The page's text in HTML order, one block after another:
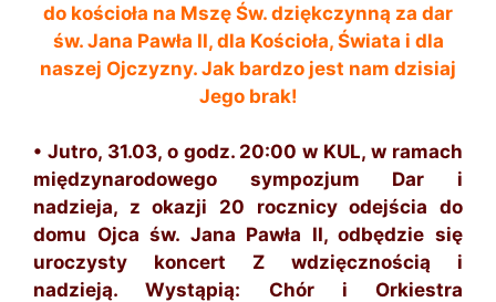
do kościoła na Mszę Św. dziękczynną za dar
św. Jana Pawła II, dla Kościoła, Świata i dla
naszej Ojczyzny. Jak bardzo jest nam dzisiaj
Jego brak!
• Jutro, 31.03, o godz. 20:00 w KUL, w ramach
międzynarodowego sympozjum Dar i
nadzieja, z okazji 20 rocznicy odejścia do
domu Ojca św. Jana Pawła II, odbędzie się
uroczysty koncert Z wdzięcznością i
nadzieją. Wystąpią: Chór i Orkiestra